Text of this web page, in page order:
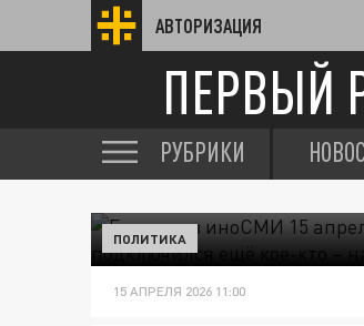
АВТОРИЗАЦИЯ
ПЕРВЫЙ
РУБРИКИ
ПОЛИТИКА
15 АПРЕЛЯ 2026 11:00